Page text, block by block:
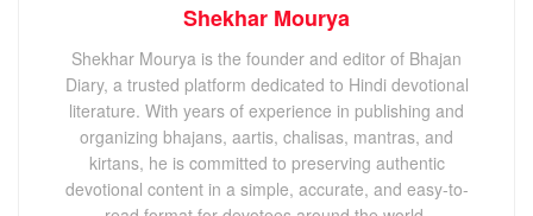
Shekhar Mourya
Shekhar Mourya is the founder and editor of Bhajan
Diary, a trusted platform dedicated to Hindi devotional
literature. With years of experience in publishing and
organizing bhajans, aartis, chalisas, mantras, and
kirtans, he is committed to preserving authentic
devotional content in a simple, accurate, and easy-to-